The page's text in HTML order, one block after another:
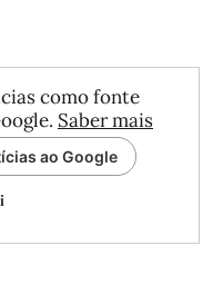
como fonte
Saber mais
ao Google